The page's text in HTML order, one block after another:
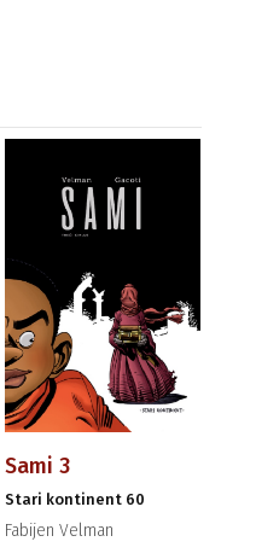
Sami 3
Stari kontinent 60
Fabijen Velman